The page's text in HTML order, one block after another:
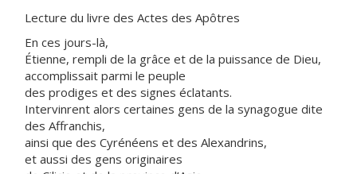
Lecture du livre des Actes des Apôtres
En ces jours-là,
Étienne, rempli de la grâce et de la puissance de Dieu,
accomplissait parmi le peuple
des prodiges et des signes éclatants.
Intervinrent alors certaines gens de la synagogue dite
des Affranchis,
ainsi que des Cyrénéens et des Alexandrins,
et aussi des gens originaires